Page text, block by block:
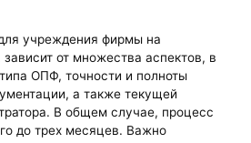
учреждения фирмы на
от множества аспектов, в
ОПФ, точности и полноты
а также текущей
В общем случае, процесс
до трех месяцев. Важно